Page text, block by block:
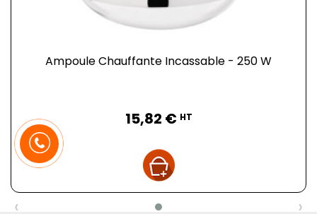
Ampoule Chauffante Incassable - 250 W
15,82 € HT
‹ ›